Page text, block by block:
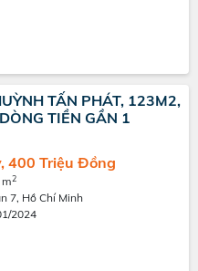
TẤN PHÁT, 123M2,
TIỀN GẦN 1
400 Triệu Đồng
2
7, Hồ Chí Minh
2024